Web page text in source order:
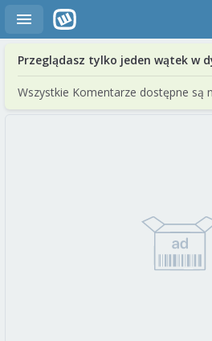
Przeglądasz tylko jeden wątek w
Wszystkie Komentarze dostępne są